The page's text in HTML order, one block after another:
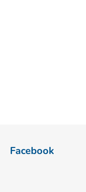
Facebook